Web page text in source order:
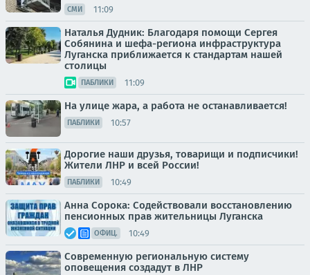
СМИ 11:09
Наталья Дудник: Благодаря помощи Сергея
Собянина и шефа-региона инфраструктура
Луганска приближается к стандартам нашей
столицы
ПАБЛИКИ 11:09
На улице жара, а работа не останавливается!
ПАБЛИКИ 10:57
Дорогие наши друзья, товарищи и подписчики!
Жители ЛНР и всей России!
ПАБЛИКИ 10:49
Анна Сорока: Содействовали восстановлению
пенсионных прав жительницы Луганска
ОФИЦ. 10:49
Современную региональную систему
оповещения создадут в ЛНР